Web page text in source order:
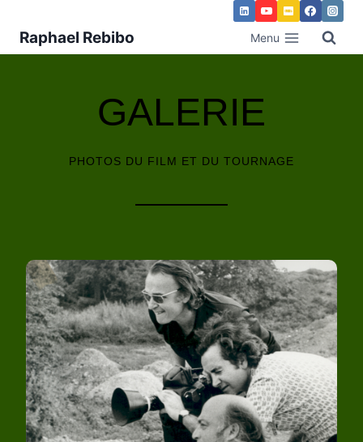
Raphael Rebibo Menu
GALERIE
PHOTOS DU FILM ET DU TOURNAGE